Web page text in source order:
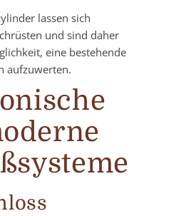
lassen sich
und sind daher
eine bestehende
aufzuwerten.